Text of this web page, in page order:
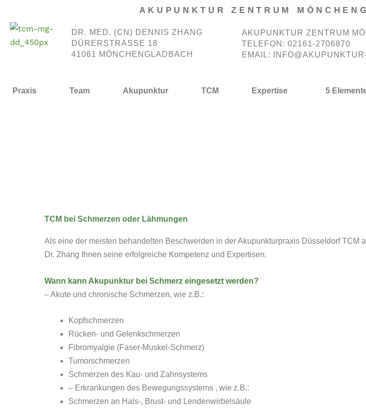
Inhalt
springen
AKUPUNKTUR ZENTRUM
DR. MED. (CN) DENNIS ZHANG
DÜRERSTRASSE 18
41061 MÖNCHENGLADBACH
AKUPUNKTUR ZENTRUM
TELEFON: 02161-2706870
EMAIL: INFO@
Praxis Team Akupunktur TCM Expertise 5
TCM bei Schmerzen oder Lähmungen
Als eine der meisten behandelten Beschwerden in der Akupunkturpraxis Düsseldorf TCM
Dr. Zhang Ihnen seine erfolgreiche Kompetenz und Expertisen.
Wann kann Akupunktur bei Schmerz eingesetzt werden?
– Akute und chronische Schmerzen, wie z.B.:
Kopfschmerzen
Rücken- und Gelenkschmerzen
Fibromyalgie (Faser-Muskel-Schmerz)
Tumorschmerzen
Schmerzen des Kau- und Zahnsystems
– Erkrankungen des Bewegungssystems , wie z.B.:
Schmerzen an Hals-, Brust- und Lendenwirbelsäule